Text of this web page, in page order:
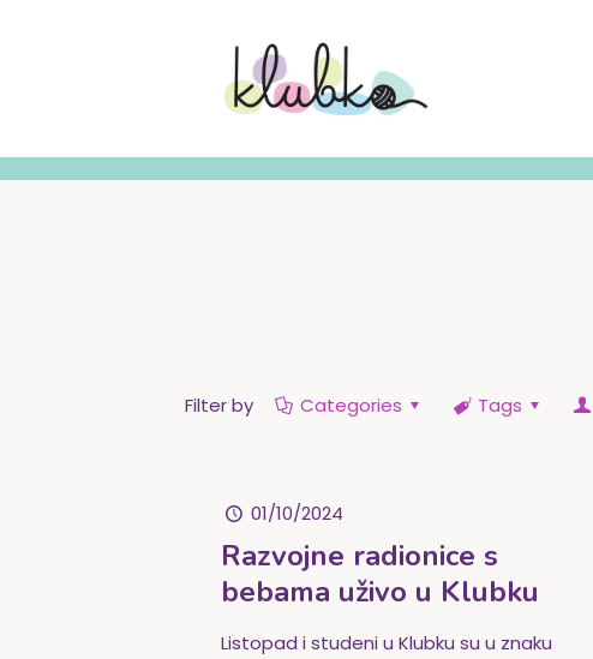
Filter by Categories Tags
01/10/2024
Razvojne radionice s
bebama uživo u Klubku
Listopad i studeni u Klubku su u znaku